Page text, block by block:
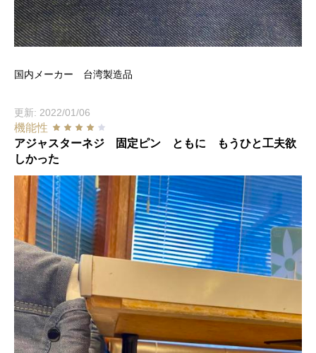
国内メーカー 台湾製造品
更新: 2022/01/06
機能性
アジャスターネジ 固定ピン ともに もうひと工夫欲
しかった